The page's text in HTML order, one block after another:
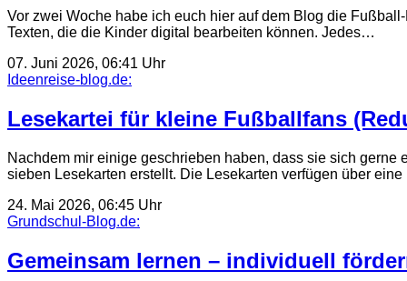
Vor zwei Woche habe ich euch hier auf dem Blog die
Texten, die die Kinder digital bearbeiten können. Jedes…
07. Juni 2026, 06:41 Uhr
Ideenreise-blog.de:
Lesekartei für kleine Fußballfans
Nachdem mir einige geschrieben haben, dass sie sich
sieben Lesekarten erstellt. Die Lesekarten verfügen über
24. Mai 2026, 06:45 Uhr
Grundschul-Blog.de:
Gemeinsam lernen – individuell